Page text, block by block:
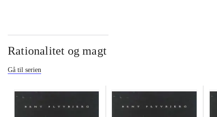
Rationalitet og magt
Gå til serien